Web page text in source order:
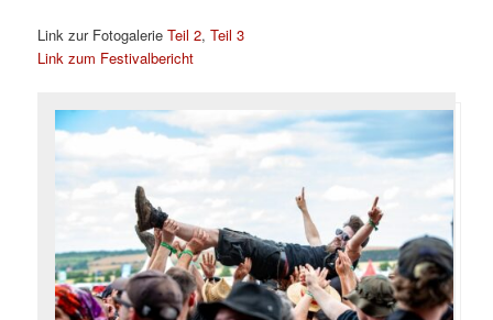
Link zur FotogalerieTeil 2,Teil 3
Link zum Festivalbericht